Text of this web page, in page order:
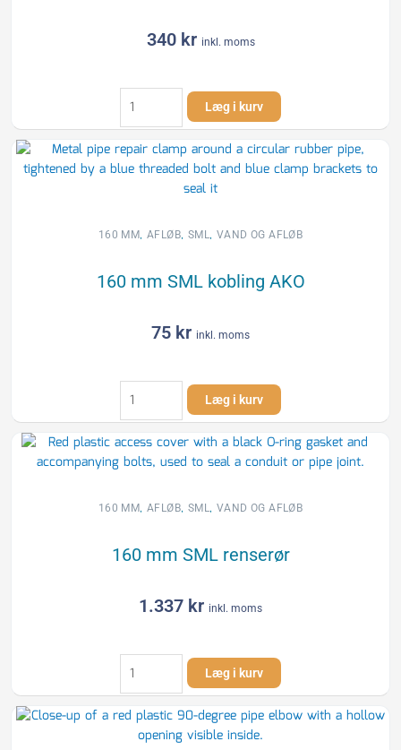
340 kr inkl. moms
160
mm
SML
bøjning
45°
Læg i kurv
160 MM,AFLØB, SML , VAND OG AFLØB
160 mm SML kobling AKO
75 kr inkl. moms
160
mm
SML
kobling
AKO
Læg i kurv
160 MM,AFLØB, SML , VAND OG AFLØB
160 mm SML renserør
1.337 kr inkl. moms
160
mm
SML
renserør
antal
Læg i kurv